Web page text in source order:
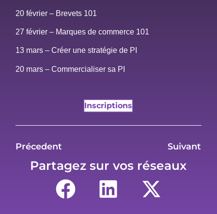
20 février – Brevets 101
27 février – Marques de commerce 101
13 mars – Créer une stratégie de PI
20 mars – Commercialiser sa PI
Inscriptions
Précedent Suivant
Partagez sur vos réseaux